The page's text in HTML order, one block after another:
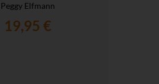
Peggy Elfmann
19,95 €